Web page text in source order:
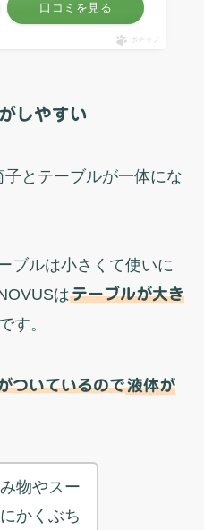
口コミを見る
ポチップ
しやすい
とテーブルが一体にな
ブルは小さくて使いに
はテーブルが大き
す。
ついているので液体が
物やスー
かくぶち